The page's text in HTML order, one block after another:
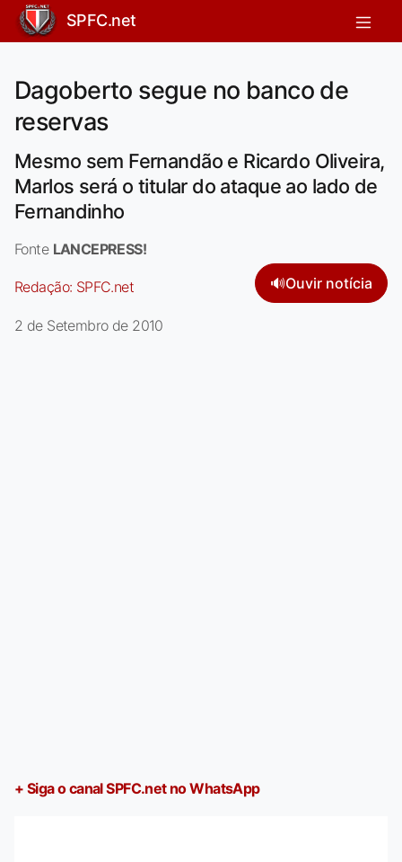
SPFC.net
Dagoberto segue no banco de
reservas
Mesmo sem Fernandão e Ricardo Oliveira,
Marlos será o titular do ataque ao lado de
Fernandinho
Fonte LANCEPRESS!
Redação: SPFC.net 🔊Ouvir notícia
2 de Setembro de 2010
+ Siga o canal SPFC.net no WhatsApp